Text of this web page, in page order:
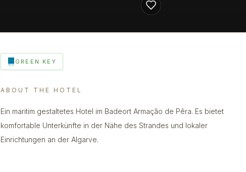
GREEN KEY
ABOUT THE HOTEL
Ein maritim gestaltetes Hotel im Badeort Armação de Pêra. Es bietet
komfortable Unterkünfte in der Nähe des Strandes und lokaler
Einrichtungen an der Algarve.